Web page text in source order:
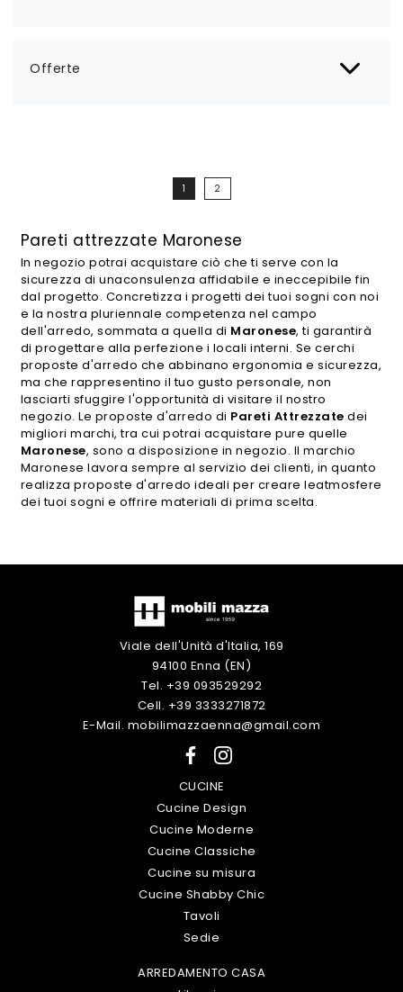
Offerte
1 2
Pareti attrezzate Maronese
In negozio potrai acquistare ciò che ti serve con la
sicurezza di unaconsulenza affidabile e ineccepibile fin
dal progetto. Concretizza i progetti dei tuoi sogni con noi
e la nostra pluriennale competenza nel campo
dell'arredo, sommata a quella di Maronese, ti garantirà
di progettare alla perfezione i locali interni. Se cerchi
proposte d'arredo che abbinano ergonomia e sicurezza,
ma che rappresentino il tuo gusto personale, non
lasciarti sfuggire l'opportunità di visitare il nostro
negozio. Le proposte d'arredo di Pareti Attrezzate dei
migliori marchi, tra cui potrai acquistare pure quelle
Maronese, sono a disposizione in negozio. Il marchio
Maronese lavora sempre al servizio dei clienti, in quanto
realizza proposte d'arredo ideali per creare leatmosfere
dei tuoi sogni e offrire materiali di prima scelta.
Viale dell'Unità d'Italia, 169
94100 Enna (EN)
Tel. +39 093529292
Cell. +39 3333271872
E-Mail. mobilimazzaenna@gmail.com
CUCINE
Cucine Design
Cucine Moderne
Cucine Classiche
Cucine su misura
Cucine Shabby Chic
Tavoli
Sedie
ARREDAMENTO CASA